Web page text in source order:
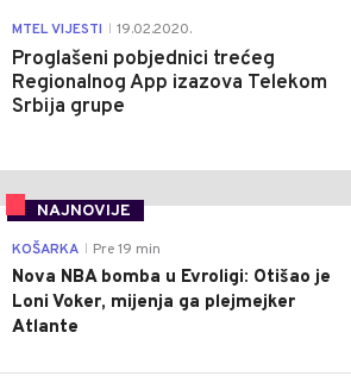
MTEL VIJESTI 19.02.2020.
Proglašeni pobjednici trećeg
Regionalnog App izazova Telekom
Srbija grupe
NAJNOVIJE
KOŠARKA Pre 19 min
Nova NBA bomba u Evroligi: Otišao je
Loni Voker, mijenja ga plejmejker
Atlante